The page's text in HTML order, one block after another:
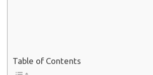
Table of Contents